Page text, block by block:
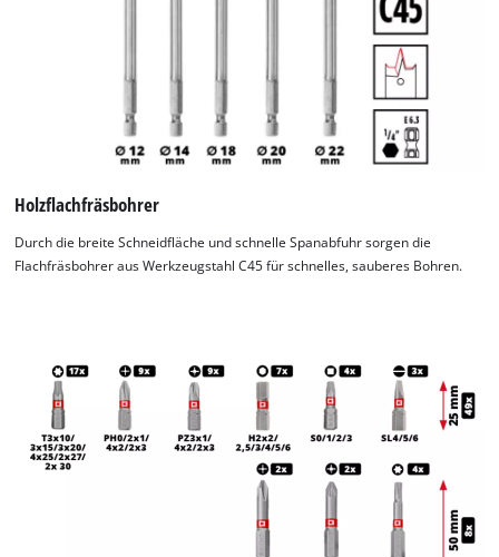
Holzflachfräsbohrer
Durch die breite Schneidfläche und schnelle Spanabfuhr sorgen die
Flachfräsbohrer aus Werkzeugstahl C45 für schnelles, sauberes Bohren.